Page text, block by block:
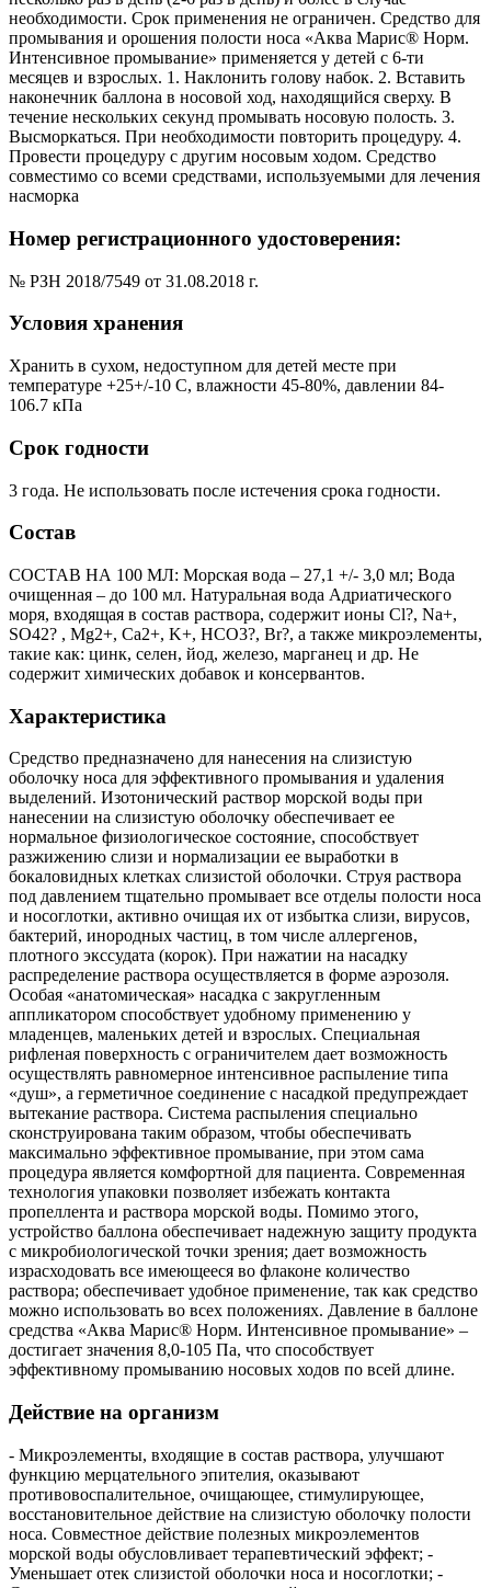
необходимости. Срок применения не ограничен. Средство для
промывания и орошения полости носа «Аква Марис® Норм.
Интенсивное промывание» применяется у детей с 6-ти
месяцев и взрослых. 1. Наклонить голову набок. 2. Вставить
наконечник баллона в носовой ход, находящийся сверху. В
течение нескольких секунд промывать носовую полость. 3.
Высморкаться. При необходимости повторить процедуру. 4.
Провести процедуру с другим носовым ходом. Средство
совместимо со всеми средствами, используемыми для лечения
насморка
Номер регистрационного удостоверения:
№ РЗН 2018/7549 от 31.08.2018 г.
Условия хранения
Хранить в сухом, недоступном для детей месте при
температуре +25+/-10 С, влажности 45-80%, давлении 84-
106.7 кПа
Срок годности
3 года. Не использовать после истечения срока годности.
Состав
СОСТАВ НА 100 МЛ: Морская вода – 27,1 +/- 3,0 мл; Вода
очищенная – до 100 мл. Натуральная вода Адриатического
моря, входящая в состав раствора, содержит ионы Cl?, Na+,
SO42? , Mg2+, Ca2+, K+, HCO3?, Br?, а также микроэлементы,
такие как: цинк, селен, йод, железо, марганец и др. Не
содержит химических добавок и консервантов.
Характеристика
Средство предназначено для нанесения на слизистую
оболочку носа для эффективного промывания и удаления
выделений. Изотонический раствор морской воды при
нанесении на слизистую оболочку обеспечивает ее
нормальное физиологическое состояние, способствует
разжижению слизи и нормализации ее выработки в
бокаловидных клетках слизистой оболочки. Струя раствора
под давлением тщательно промывает все отделы полости носа
и носоглотки, активно очищая их от избытка слизи, вирусов,
бактерий, инородных частиц, в том числе аллергенов,
плотного экссудата (корок). При нажатии на насадку
распределение раствора осуществляется в форме аэрозоля.
Особая «анатомическая» насадка с закругленным
аппликатором способствует удобному применению у
младенцев, маленьких детей и взрослых. Специальная
рифленая поверхность с ограничителем дает возможность
осуществлять равномерное интенсивное распыление типа
«душ», а герметичное соединение с насадкой предупреждает
вытекание раствора. Система распыления специально
сконструирована таким образом, чтобы обеспечивать
максимально эффективное промывание, при этом сама
процедура является комфортной для пациента. Современная
технология упаковки позволяет избежать контакта
пропеллента и раствора морской воды. Помимо этого,
устройство баллона обеспечивает надежную защиту продукта
с микробиологической точки зрения; дает возможность
израсходовать все имеющееся во флаконе количество
раствора; обеспечивает удобное применение, так как средство
можно использовать во всех положениях. Давление в баллоне
средства «Аква Марис® Норм. Интенсивное промывание» –
достигает значения 8,0-105 Па, что способствует
эффективному промыванию носовых ходов по всей длине.
Действие на организм
- Микроэлементы, входящие в состав раствора, улучшают
функцию мерцательного эпителия, оказывают
противовоспалительное, очищающее, стимулирующее,
восстановительное действие на слизистую оболочку полости
носа. Совместное действие полезных микроэлементов
морской воды обусловливает терапевтический эффект; -
Уменьшает отек слизистой оболочки носа и носоглотки; -